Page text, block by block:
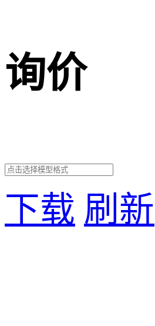
询价
下载 刷新